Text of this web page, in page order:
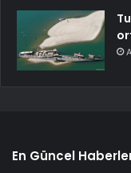
En Güncel